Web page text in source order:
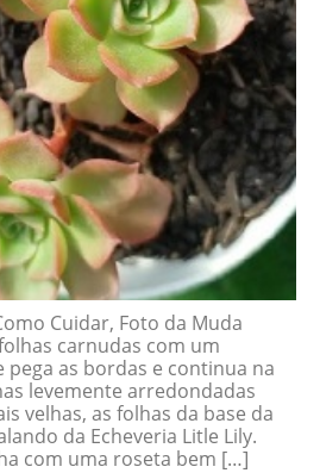
Cuidar, Foto da Muda
carnudas com um
as bordas e continua na
levemente arredondadas
velhas, as folhas da base da
da Echeveria Litle Lily.
com uma roseta bem […]